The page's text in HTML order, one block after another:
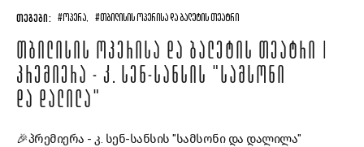
ᲗᲔᲒᲔᲑᲘ: #ᲝᲞᲔᲠᲐ, #ᲗᲑᲘᲚᲘᲡᲘᲡ ᲝᲞᲔᲠᲘᲡᲐ ᲓᲐ ᲑᲐᲚᲔᲢᲘᲡ ᲗᲔᲐᲢᲠᲘ
ᲗᲑᲘᲚᲘᲡᲘᲡ ᲝᲞᲔᲠᲘᲡᲐ ᲓᲐ ᲑᲐᲚᲔᲢᲘᲡ ᲗᲔᲐᲢᲠᲘ |
ᲞᲠᲔᲛᲘᲔᲠᲐ - Კ. ᲡᲔᲜ-ᲡᲐᲜᲡᲘᲡ "ᲡᲐᲛᲡᲝᲜᲘ
ᲓᲐ ᲓᲐᲚᲘᲚᲐ"
🎉პრემიერა - კ. სენ-სანსის "სამსონი და დალილა"